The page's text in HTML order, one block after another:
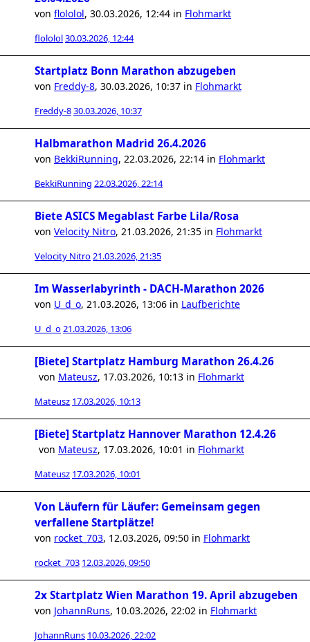
von flololol, 30.03.2026, 12:44 in Flohmarkt
flololol30.03.2026, 12:44
Startplatz Bonn Marathon abzugeben
von Freddy-8, 30.03.2026, 10:37 in Flohmarkt
Freddy-830.03.2026, 10:37
Halbmarathon Madrid 26.4.2026
von BekkiRunning, 22.03.2026, 22:14 in Flohmarkt
BekkiRunning 22.03.2026, 22:14
Biete ASICS Megablast Farbe Lila/Rosa
von Velocity Nitro, 21.03.2026, 21:35 in Flohmarkt
Velocity Nitro21.03.2026, 21:35
Im Wasserlabyrinth - DACH-Marathon 2026
von U_d_o, 21.03.2026, 13:06 in Laufberichte
U_d_o21.03.2026, 13:06
[Biete] Startplatz Hamburg Marathon 26.4.26
von Mateusz, 17.03.2026, 10:13 in Flohmarkt
Mateusz 17.03.2026, 10:13
[Biete] Startplatz Hannover Marathon 12.4.26
von Mateusz, 17.03.2026, 10:01 in Flohmarkt
Mateusz 17.03.2026, 10:01
Von Läufern für Läufer: Gemeinsam gegen
verfallene Startplätze!
von rocket_703, 12.03.2026, 09:50 in Flohmarkt
rocket_703 12.03.2026, 09:50
2x Startplatz Wien Marathon 19. April abzugeben
von JohannRuns, 10.03.2026, 22:02 in Flohmarkt
JohannRuns 10.03.2026, 22:02